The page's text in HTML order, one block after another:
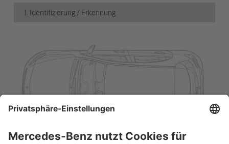
1. Identifizierung / Erkennung